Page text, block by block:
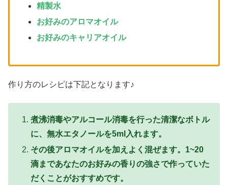
精製水
お好みのアロマオイル
お好みのキャリアオイル
作り方のレシピは下記となります♪
煮沸消毒やアルコール消毒を行った清潔なボトル
に、無水エタノールを5ml入れます。
その後アロマオイルを加えよく混ぜます。1~20
滴まであなたのお好みの香りの強さで作っていた
だくことがおすすめです。